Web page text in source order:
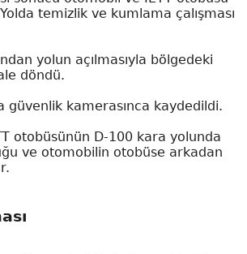
Yolda temizlik ve kumlama çalışması
yolun açılmasıyla bölgedeki
döndü.
güvenlik kamerasınca kaydedildi.
otobüsünün D-100 kara yolunda
ve otomobilin otobüse arkadan